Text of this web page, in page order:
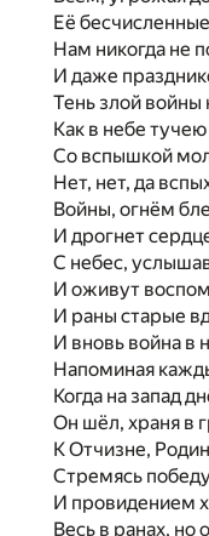
Её
Нам никогда не
И даже
Тень злой войны
Как в небе
Со вспышкой
Нет, нет, да
Войны, огнём
И дрогнет
С небес,
И оживут
И раны старые
И вновь война в
Напоминая
Когда на запад
Он шёл, храня в
К Отчизне,
Стремясь
И провидением
Весь в ранах, но